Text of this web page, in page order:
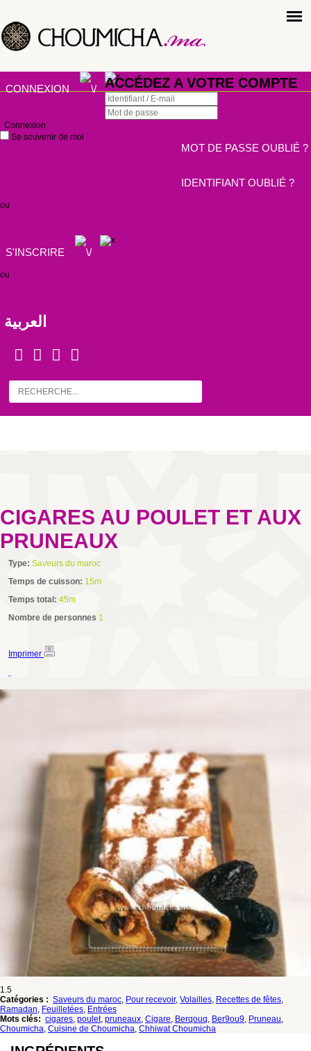
CONNEXION ACCÉDEZ A VOTRE COMPTE
Connexion
Se souvenir de moi
MOT DE PASSE OUBLIÉ ?
IDENTIFIANT OUBLIÉ ?
ou
S'INSCRIRE
ou
العربية
CIGARES AU POULET ET AUX
PRUNEAUX
Type: Saveurs du maroc
Temps de cuisson: 15m
Temps total: 45m
Nombre de personnes 1
Imprimer
1.5
Catégories : Saveurs du maroc, Pour recevoir, Volailles, Recettes de fêtes,
Ramadan, Feuilletées, Entrées
Mots clés: cigares, poulet, pruneaux, Cigare, Berqouq, Ber9ou9, Pruneau,
Choumicha, Cuisine de Choumicha, Chhiwat Choumicha